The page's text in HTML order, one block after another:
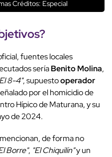
Créditos: Especial
fuentes locales
seríaBenito Molina,
8-4", supuestooperador
por el homicidio de
Hípico de Maturana, y su
de 2024.
de forma no
Borre", "El Chiquilín"y un